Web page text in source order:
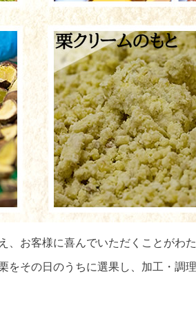
、お客様に喜んでいただくことがわ
をその日のうちに選果し、加工・調